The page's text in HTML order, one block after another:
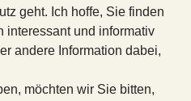
geht. Ich hoffe, Sie finden
interessant und informativ
andere Information dabei,
möchten wir Sie bitten,